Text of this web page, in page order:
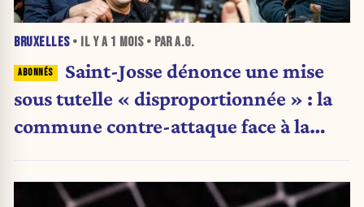
BRUXELLES• IL Y A 1 MOIS• PAR A.G.
Saint-Josse dénonce une mise
sous tutelle « disproportionnée » : la
commune contre-attaque face à la